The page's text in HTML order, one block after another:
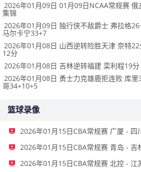
2026年01月09日 01月09日NCAA常规赛
集锦
2026年01月09日 独行侠不敌爵士 弗拉格
马尔卡宁33+7
2026年01月08日 山西逆转险胜天津 奈特
12分
2026年01月08日 吉林逆转福建 栾利程19
2026年01月08日 勇士力克雄鹿拒连败 库
哥34+10+5
篮球录像
2026年01月15日CBA常规赛 广厦 - 四
2026年01月15日CBA常规赛 青岛 - 吉
2026年01月15日CBA常规赛 北控 - 江